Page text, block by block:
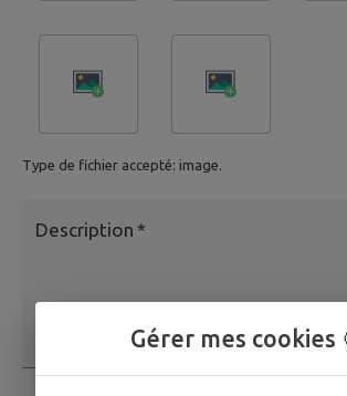
Type de fichier accepté: image.
Description *
Gérer mes cookies